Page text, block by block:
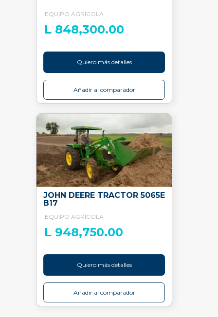
EQUIPO AGRÍCOLA
L 848,300.00
Quiero más detalles
Añadir al comparador
JOHN DEERE TRACTOR 5065E
B17
EQUIPO AGRÍCOLA
L 948,750.00
Quiero más detalles
Añadir al comparador